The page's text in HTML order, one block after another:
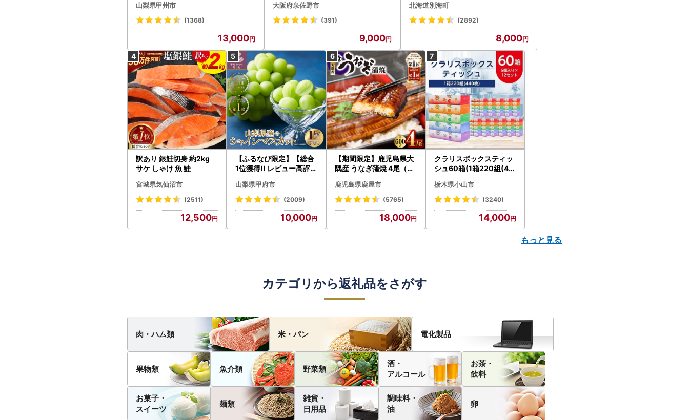
472 FN-Limited-VO シャインマス
カット フルーツ
山梨県甲州市
(1368)
13,000
大阪府泉佐野市
(391)
9,000
北海道別海町
(2892)
8,000
訳あり 銀鮭切身 約2kg
サケ しゃけ 魚 鮭
宮城県気仙沼市
(2511)
12,500
【ふるなび限定】【総合
1位獲得!! レビュー高評価
〉山梨県産 シャインマス
カット 2～3房（1.0kg以
N-Limited-SP
山梨県甲府市
(2009)
10,000
【期間限定】鹿児島県大
隅産 うなぎ蒲焼 4尾（60
cp18 うなぎ 鰻 魚 惣菜 総
菜
鹿児島県鹿屋市
(5765)
18,000
クラリスボックスティッ
シュ60箱(1箱220組(44
ト)【配送不可地域：離島
・沖縄県】【1256759】
栃木県小山市
(3240)
14,000
もっと見る
カテゴリから返礼品をさがす
肉・ハム類 米・パン 電化製品
果物類 魚介類 野菜類
酒・
アルコール
お茶・
飲料
お菓子・
スイーツ
麺類
雑貨・
日用品
調味料・
油
卵